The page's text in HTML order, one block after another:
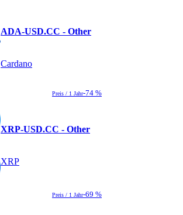
ADA-USD.CC - Other
Cardano
Preis / 1 Jahr-74 %
XRP-USD.CC - Other
XRP
Preis / 1 Jahr-69 %